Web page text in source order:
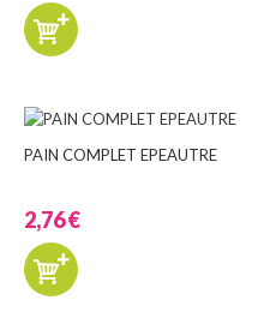
PAIN COMPLET EPEAUTRE
2,76 €